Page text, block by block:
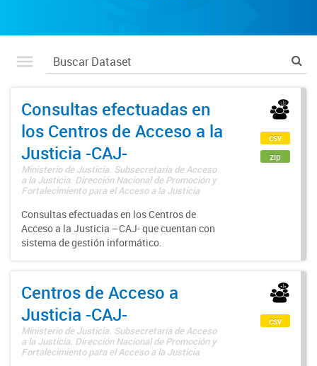
Consultas efectuadas en
los Centros de Acceso a la
Justicia -CAJ-
Ministerio de Justicia. Subsecretaría de Acceso
a la Justicia. Dirección Nacional de Promoción y
Fortalecimiento para el Acceso a la Justicia
Consultas efectuadas en los Centros de
Acceso a la Justicia –CAJ- que cuentan con
sistema de gestión informático.
csv
zip
Centros de Acceso a
Justicia -CAJ-
Ministerio de Justicia. Subsecretaría de Acceso
a la Justicia. Dirección Nacional de Promoción y
Fortalecimiento para el Acceso a la Justicia
csv